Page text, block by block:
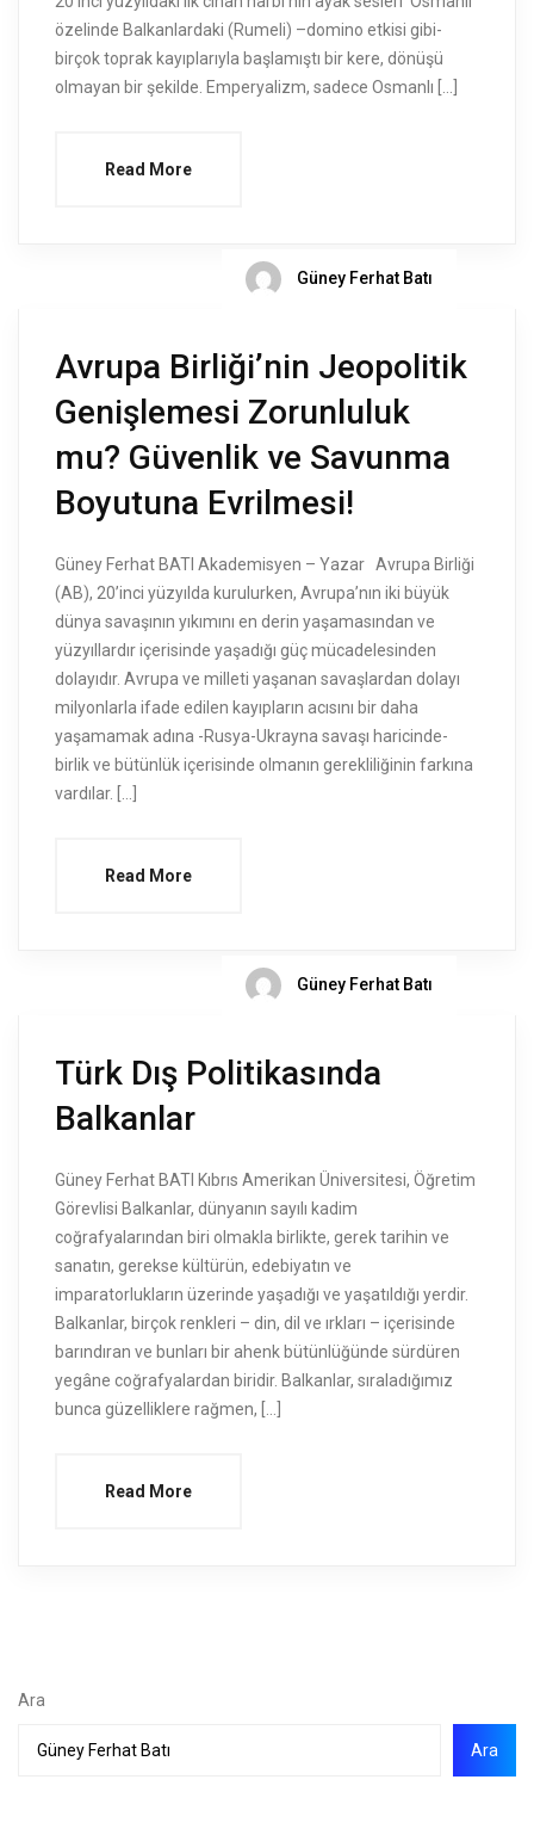
özelinde Balkanlardaki (Rumeli) –domino etkisi gibi-
birçok toprak kayıplarıyla başlamıştı bir kere, dönüşü
olmayan bir şekilde. Emperyalizm, sadece Osmanlı […]
Read More
Güney Ferhat Batı
Avrupa Birliği’nin Jeopolitik
Genişlemesi Zorunluluk
mu? Güvenlik ve Savunma
Boyutuna Evrilmesi!
Güney Ferhat BATI Akademisyen – Yazar Avrupa Birliği
(AB), 20’inci yüzyılda kurulurken, Avrupa’nın iki büyük
dünya savaşının yıkımını en derin yaşamasından ve
yüzyıllardır içerisinde yaşadığı güç mücadelesinden
dolayıdır. Avrupa ve milleti yaşanan savaşlardan dolayı
milyonlarla ifade edilen kayıpların acısını bir daha
yaşamamak adına -Rusya-Ukrayna savaşı haricinde-
birlik ve bütünlük içerisinde olmanın gerekliliğinin farkına
vardılar. […]
Read More
Güney Ferhat Batı
Türk Dış Politikasında
Balkanlar
Güney Ferhat BATI Kıbrıs Amerikan Üniversitesi, Öğretim
Görevlisi Balkanlar, dünyanın sayılı kadim
coğrafyalarından biri olmakla birlikte, gerek tarihin ve
sanatın, gerekse kültürün, edebiyatın ve
imparatorlukların üzerinde yaşadığı ve yaşatıldığı yerdir.
Balkanlar, birçok renkleri – din, dil ve ırkları – içerisinde
barındıran ve bunları bir ahenk bütünlüğünde sürdüren
yegâne coğrafyalardan biridir. Balkanlar, sıraladığımız
bunca güzelliklere rağmen, […]
Read More
Ara
Ara